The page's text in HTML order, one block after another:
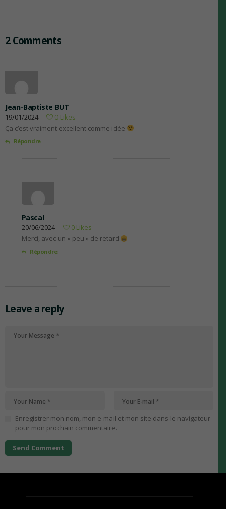
2 Comments
Jean-Baptiste BUT
19/01/2024 0 Likes
Ça c’est vraiment excellent comme idée
Répondre
Pascal
20/06/2024 0 Likes
Merci, avec un « peu » de retard
Répondre
Leave a reply
Enregistrer mon nom, mon e-mail et mon site dans le navigateur
pour mon prochain commentaire.